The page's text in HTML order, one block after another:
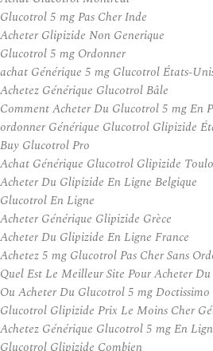
Glucotrol 5 mg Pas Cher Inde
Acheter Glipizide Non Generique
Glucotrol 5 mg Ordonner
achat Générique 5 mg Glucotrol États-
Achetez Générique Glucotrol Bâle
Comment Acheter Du Glucotrol 5 mg En
ordonner Générique Glucotrol Glipizide
Buy Glucotrol Pro
Achat Générique Glucotrol Glipizide
Acheter Du Glipizide En Ligne Belgique
Glucotrol En Ligne
Acheter Générique Glipizide Grèce
Acheter Du Glipizide En Ligne France
Achetez 5 mg Glucotrol Pas Cher Sans
Quel Est Le Meilleur Site Pour Acheter
Ou Acheter Du Glucotrol 5 mg Doctissimo
Glucotrol Glipizide Prix Le Moins Cher
Achetez Générique Glucotrol 5 mg En